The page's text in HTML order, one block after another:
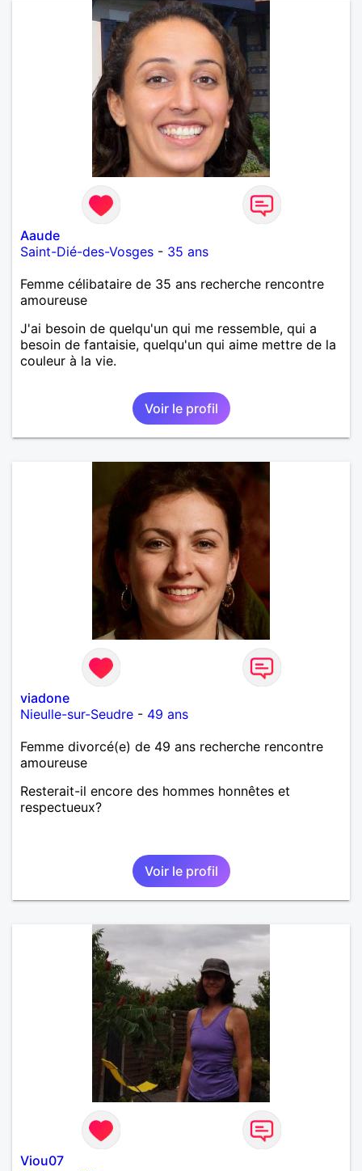
Aaude
Saint-Dié-des-Vosges - 35 ans
Femme célibataire de 35 ans recherche rencontre
amoureuse
J'ai besoin de quelqu'un qui me ressemble, qui a
besoin de fantaisie, quelqu'un qui aime mettre de la
couleur à la vie.
Voir le profil
viadone
Nieulle-sur-Seudre - 49 ans
Femme divorcé(e) de 49 ans recherche rencontre
amoureuse
Resterait-il encore des hommes honnêtes et
respectueux?
Voir le profil
Viou07